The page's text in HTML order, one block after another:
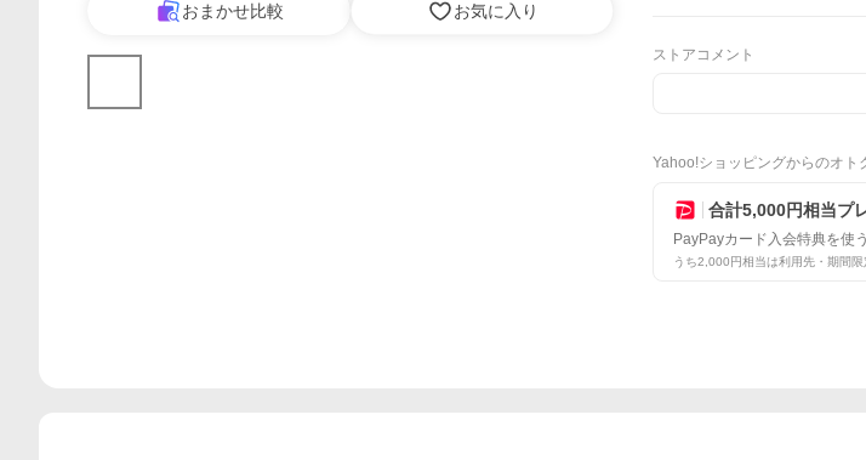
おまかせ比較 お気に入り
ストアコメント
Yahoo!ショッピングからのオト
合計5,000円相当プ
PayPayカード入会特典を使
うち2,000円相当は利用先・期間限